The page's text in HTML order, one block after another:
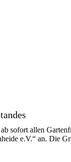
sofort allen
e.V.“ an. Die